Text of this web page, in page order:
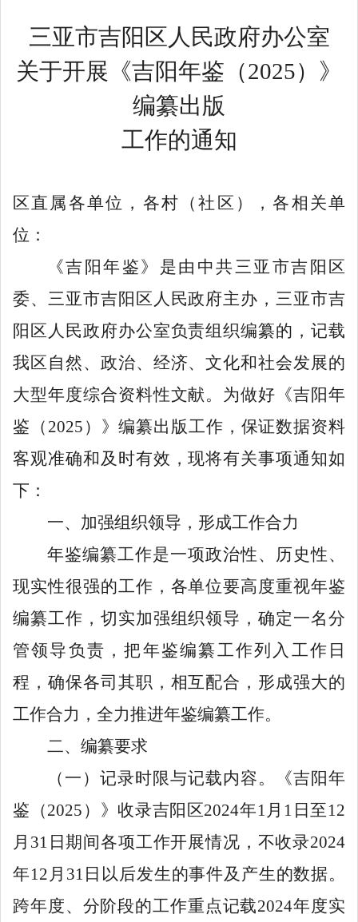
三亚市吉阳区人民政府办公室
关于开展《吉阳年鉴（2025）》
编纂出版
工作的通知
区直属各单位，各村（社区），各相关单
位：
《吉阳年鉴》是由中共三亚市吉阳区
委、 三亚市吉阳区人民政府主办， 三亚市吉
阳区人民政府办公室负责组织编纂的，记载
我区 自然、政治、经济、文化和社会发展的
大型年度综合资料性文献。 为做好《吉阳年
鉴（ 2025 ）》编纂出版工作，保证数据资料
客观准确和及时有效，现将有关事项通知如
下：
一、 加强组织领导 ，形成工作合力
年鉴编纂工作是一项政治性、历史性、
现实性很强的工作，各单位要高度重视年鉴
编纂工作，切实加强组织领导，确定一名分
管领导负责，把年鉴编纂工作列入工作日
程，确保各司其职，相互配合，形成强大的
工作合力，全力推进年鉴编纂工作。
二、编纂要求
（一）记录时限与记载内容。
《吉阳年
鉴（2025 ）》收录吉阳区2024年1 月 1 日至12
月 31 日期间各项工作开展情况 ，不收录2024
年12 月 31 日以后发生的事件及产生的数据。
跨年度、分阶段的工作重点记载2024年度实